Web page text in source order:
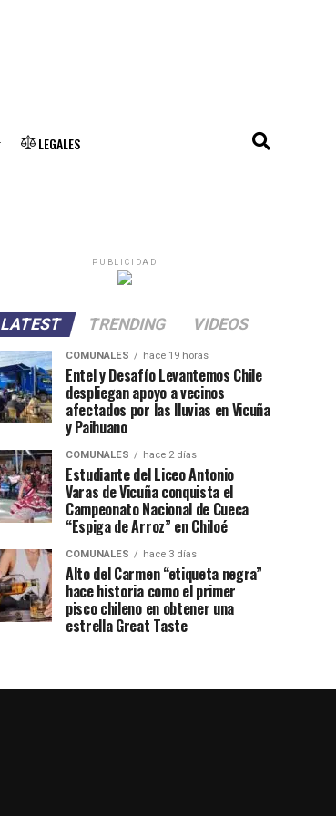
LEGALES
PUBLICIDAD
LATEST TRENDING VIDEOS
COMUNALES hace 19 horas
Entel y Desafío Levantemos Chile
despliegan apoyo a vecinos
afectados por las lluvias en Vicuña
y Paihuano
COMUNALES hace 2 días
Estudiante del Liceo Antonio
Varas de Vicuña conquista el
Campeonato Nacional de Cueca
“Espiga de Arroz” en Chiloé
COMUNALES hace 3 días
Alto del Carmen “etiqueta negra”
hace historia como el primer
pisco chileno en obtener una
estrella Great Taste